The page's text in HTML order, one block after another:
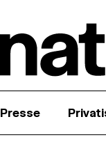
Presse